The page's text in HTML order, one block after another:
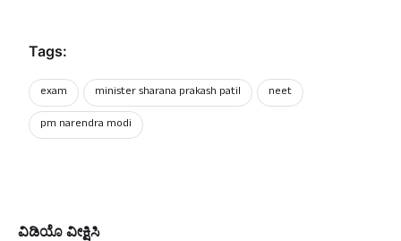
Tags:
exam minister sharana prakash patil
neet
pm narendra modi
ವಿಡಿಯೊ ವೀಕ್ಷಿಸಿ